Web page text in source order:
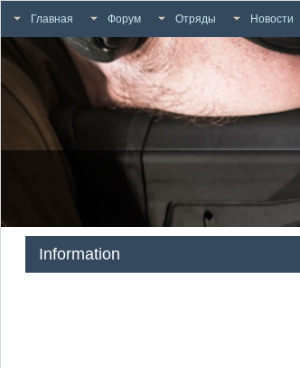
Главная Форум Отряды Новости
Information